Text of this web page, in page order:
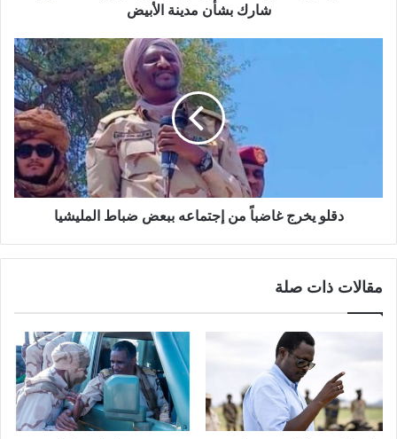
شارك بشأن مدينة الأبيض
دقلو يخرج غاضباً من إجتماعه ببعض ضباط المليشيا
مقالات ذات صلة